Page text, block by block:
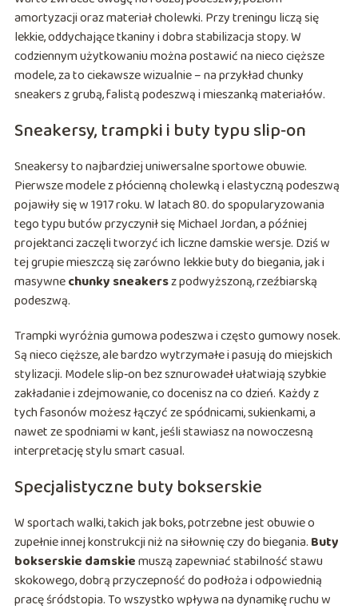
amortyzacji oraz materiał cholewki. Przy treningu liczą się
lekkie, oddychające tkaniny i dobra stabilizacja stopy. W
codziennym użytkowaniu można postawić na nieco cięższe
modele, za to ciekawsze wizualnie – na przykład chunky
sneakers z grubą, falistą podeszwą i mieszanką materiałów.
Sneakersy, trampki i buty typu slip‑on
Sneakersy to najbardziej uniwersalne sportowe obuwie.
Pierwsze modele z płócienną cholewką i elastyczną podeszwą
pojawiły się w 1917 roku. W latach 80. do spopularyzowania
tego typu butów przyczynił się Michael Jordan, a później
projektanci zaczęli tworzyć ich liczne damskie wersje. Dziś w
tej grupie mieszczą się zarówno lekkie buty do biegania, jak i
masywnechunky sneakersz podwyższoną, rzeźbiarską
podeszwą.
Trampki wyróżnia gumowa podeszwa i często gumowy nosek.
Są nieco cięższe, ale bardzo wytrzymałe i pasują do miejskich
stylizacji. Modele slip‑on bez sznurowadeł ułatwiają szybkie
zakładanie i zdejmowanie, co docenisz na co dzień. Każdy z
tych fasonów możesz łączyć ze spódnicami, sukienkami, a
nawet ze spodniami w kant, jeśli stawiasz na nowoczesną
interpretację stylu smart casual.
Specjalistyczne buty bokserskie
W sportach walki, takich jak boks, potrzebne jest obuwie o
zupełnie innej konstrukcji niż na siłownię czy do biegania. Buty
bokserskie damskiemuszą zapewniać stabilność stawu
skokowego, dobrą przyczepność do podłoża i odpowiednią
pracę śródstopia. To wszystko wpływa na dynamikę ruchu w